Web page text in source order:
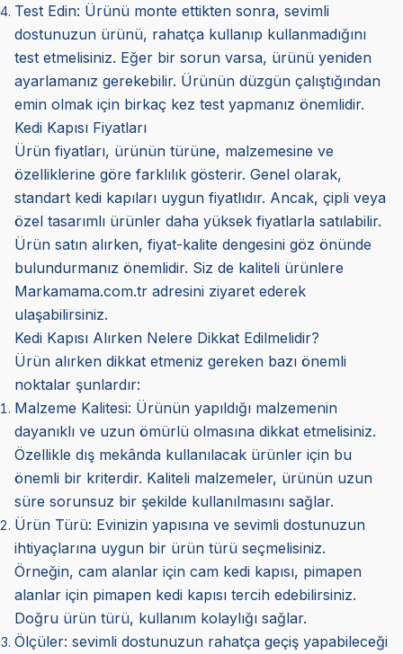
Test Edin: Ürünü monte ettikten sonra, sevimli
dostunuzun ürünü, rahatça kullanıp kullanmadığını
test etmelisiniz. Eğer bir sorun varsa, ürünü yeniden
ayarlamanız gerekebilir. Ürünün düzgün çalıştığından
emin olmak için birkaç kez test yapmanız önemlidir.
Kedi Kapısı Fiyatları
Ürün fiyatları, ürünün türüne, malzemesine ve
özelliklerine göre farklılık gösterir. Genel olarak,
standart kedi kapıları uygun fiyatlıdır. Ancak, çipli veya
özel tasarımlı ürünler daha yüksek fiyatlarla satılabilir.
Ürün satın alırken, fiyat-kalite dengesini göz önünde
bulundurmanız önemlidir. Siz de kaliteli ürünlere
Markamama.com.tr adresini ziyaret ederek
ulaşabilirsiniz.
Kedi Kapısı Alırken Nelere Dikkat Edilmelidir?
Ürün alırken dikkat etmeniz gereken bazı önemli
noktalar şunlardır:
Malzeme Kalitesi: Ürünün yapıldığı malzemenin
dayanıklı ve uzun ömürlü olmasına dikkat etmelisiniz.
Özellikle dış mekânda kullanılacak ürünler için bu
önemli bir kriterdir. Kaliteli malzemeler, ürünün uzun
süre sorunsuz bir şekilde kullanılmasını sağlar.
Ürün Türü: Evinizin yapısına ve sevimli dostunuzun
ihtiyaçlarına uygun bir ürün türü seçmelisiniz.
Örneğin, cam alanlar için cam kedi kapısı, pimapen
alanlar için pimapen kedi kapısı tercih edebilirsiniz.
Doğru ürün türü, kullanım kolaylığı sağlar.
Ölçüler: sevimli dostunuzun rahatça geçiş yapabileceği